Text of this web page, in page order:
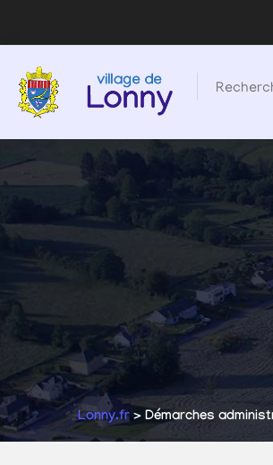
Lonny.fr > Démarches